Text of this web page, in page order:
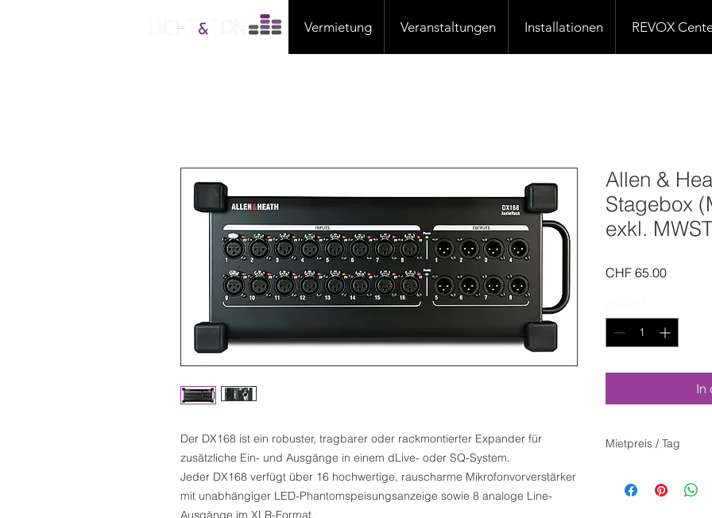
Vermietung Veranstaltungen Installationen REVOX
Der DX168 ist ein robuster, tragbarer oder rackmontierter Expander für
zusätzliche Ein- und Ausgänge in einem dLive- oder SQ-System.
Jeder DX168 verfügt über 16 hochwertige, rauscharme Mikrofonvorverstärker
mit unabhängiger LED-Phantomspeisungsanzeige sowie 8 analoge Line-
Allen &
Stagebox
exkl.
CHF 65.00Preis
In
Mietpreis / Tag